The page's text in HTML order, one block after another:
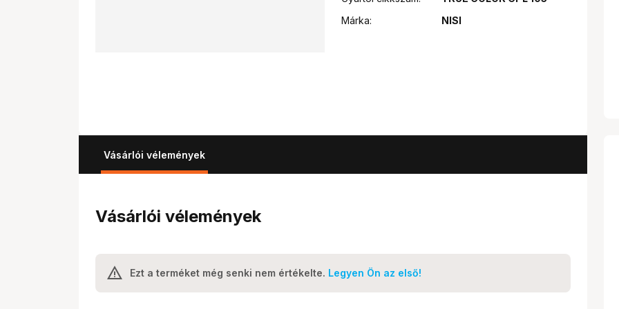
Márka:
NISI
Vásárlói vélemények
Vásárlói vélemények
Ezt a terméket még senki nem értékelte. Legyen Ön az első!